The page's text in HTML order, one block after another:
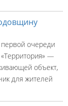
очереди
—
объект,
для жителей